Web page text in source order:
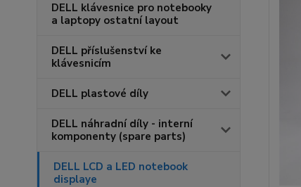
DELL klávesnice pro notebooky
a laptopy ostatní layout
DELL příslušenství ke
klávesnicím
DELL plastové díly
DELL náhradní díly - interní
komponenty (spare parts)
DELL LCD a LED notebook
displaye